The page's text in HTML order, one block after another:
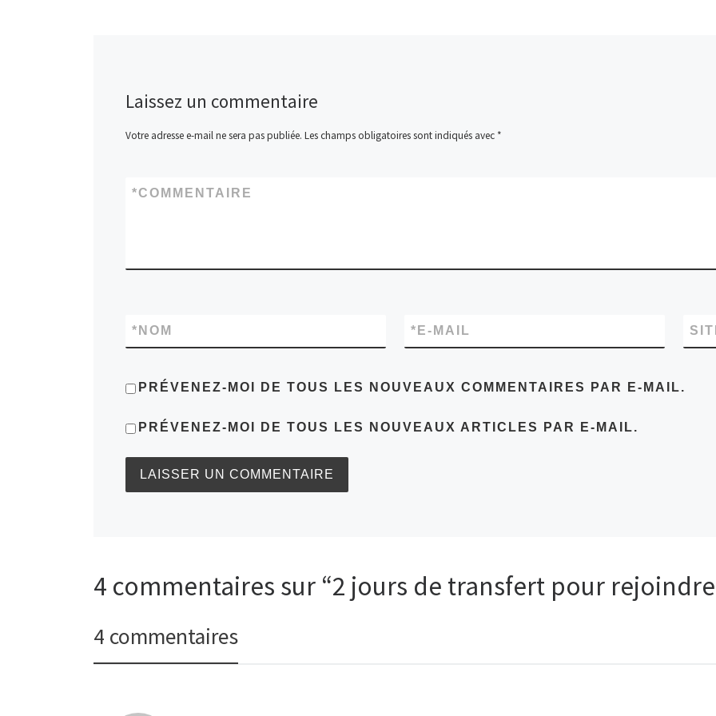
Laissez un commentaire
Votre adresse e-mail ne sera pas publiée. Les champs obligatoires sont indiqués avec *
COMMENTAIRE
*
NOM
* E-MAIL
*
PRÉVENEZ-MOI DE TOUS LES NOUVEAUX COMMENTAIRES PAR E-MAIL.
PRÉVENEZ-MOI DE TOUS LES NOUVEAUX ARTICLES PAR E-MAIL.
4 commentaires sur “2 jours de transfert pour
4 commentaires